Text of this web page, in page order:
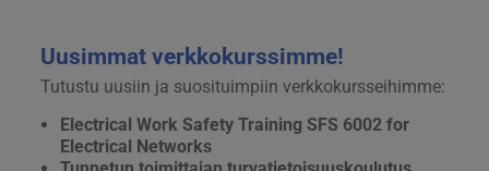
Uusimmat verkkokurssimme!
Tutustu uusiin ja suosituimpiin verkkokursseihimme:
Electrical Work Safety Training SFS 6002 for
Electrical Networks